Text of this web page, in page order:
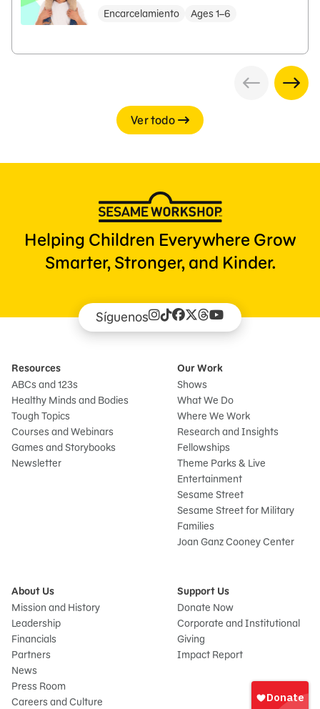
Encarcelamiento
Ages 1–6
Ver todo
Helping Children Everywhere Grow
Smarter, Stronger, and Kinder.
Síguenos
Resources
ABCs and 123s
Healthy Minds and Bodies
Tough Topics
Courses and Webinars
Games and Storybooks
Newsletter
Our Work
Shows
What We Do
Where We Work
Research and Insights
Fellowships
Theme Parks & Live
Entertainment
Sesame Street
Sesame Street for Military
Families
Joan Ganz Cooney Center
About Us
Mission and History
Leadership
Financials
Partners
News
Press Room
Careers and Culture
Support Us
Donate Now
Corporate and Institutional
Giving
Impact Report